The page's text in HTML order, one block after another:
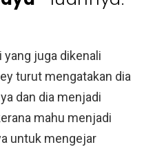
yang juga dikenali
turut mengatakan dia
dan dia menjadi
mahu menjadi
untuk mengejar